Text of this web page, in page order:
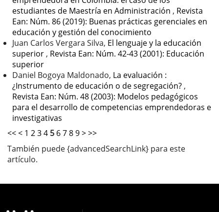
estudiantes de Maestría en Administración , Revista
Ean: Núm. 86 (2019): Buenas prácticas gerenciales en
educación y gestión del conocimiento
Juan Carlos Vergara Silva, El lenguaje y la educación
superior , Revista Ean: Núm. 42-43 (2001): Educación
superior
Daniel Bogoya Maldonado, La evaluación :
¿Instrumento de educación o de segregación? ,
Revista Ean: Núm. 48 (2003): Modelos pedagógicos
para el desarrollo de competencias emprendedoras e
investigativas
<<< 1 234 5 6789>>>
También puede {advancedSearchLink} para este
artículo.